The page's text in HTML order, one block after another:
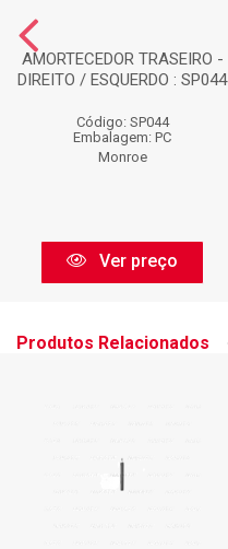
AMORTECEDOR TRASEIRO -
DIREITO / ESQUERDO : SP044
Código: SP044
Embalagem: PC
Monroe
Ver preço
Produtos Relacionados